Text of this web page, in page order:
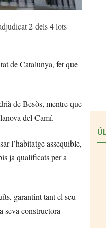
2 dels 4 lots
de Catalunya, fet que
de Besòs, mentre que
del Camí.
l’habitatge assequible,
ja qualificats per a
garantint tant el seu
seva constructora